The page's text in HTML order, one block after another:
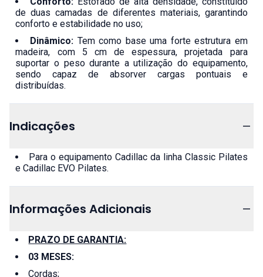
de duas camadas de diferentes materiais, garantindo
conforto e estabilidade no uso;
Dinâmico: Tem como base uma forte estrutura em
madeira, com 5 cm de espessura, projetada para
suportar o peso durante a utilização do equipamento,
sendo capaz de absorver cargas pontuais e
distribuídas.
Indicações
Para o equipamento Cadillac da linha Classic Pilates
e Cadillac EVO Pilates.
Informações Adicionais
PRAZO DE GARANTIA:
03 MESES:
Cordas;